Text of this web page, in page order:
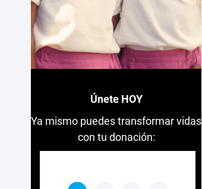
Únete HOY
Ya mismo puedes transformar vidas
con tu donación: